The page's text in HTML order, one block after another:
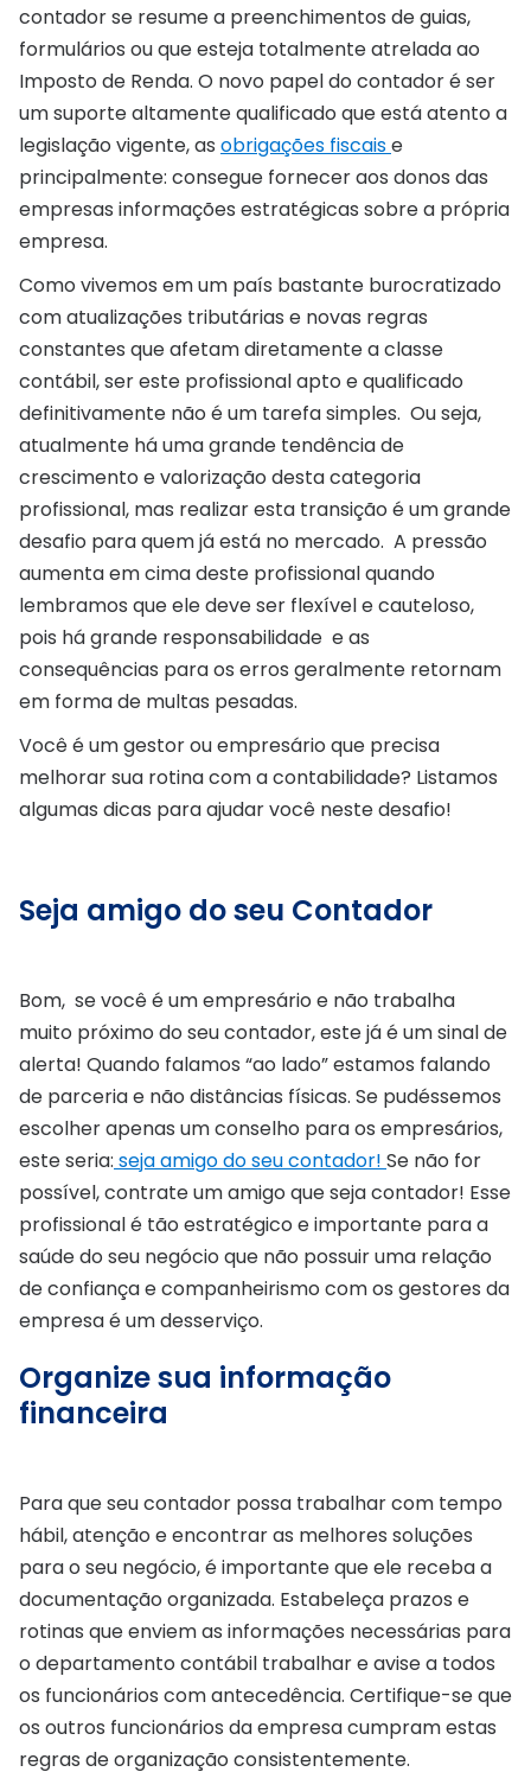
contador se resume a preenchimentos de guias,
formulários ou que esteja totalmente atrelada ao
Imposto de Renda. O novo papel do contador é ser
um suporte altamente qualificado que está atento a
legislação vigente, as obrigações fiscaise
principalmente: consegue fornecer aos donos das
empresas informações estratégicas sobre a própria
empresa.
Como vivemos em um país bastante burocratizado
com atualizações tributárias e novas regras
constantes que afetam diretamente a classe
contábil, ser este profissional apto e qualificado
definitivamente não é um tarefa simples. Ou seja,
atualmente há uma grande tendência de
crescimento e valorização desta categoria
profissional, mas realizar esta transição é um grande
desafio para quem já está no mercado. A pressão
aumenta em cima deste profissional quando
lembramos que ele deve ser flexível e cauteloso,
pois há grande responsabilidade e as
consequências para os erros geralmente retornam
em forma de multas pesadas.
Você é um gestor ou empresário que precisa
melhorar sua rotina com a contabilidade? Listamos
algumas dicas para ajudar você neste desafio!
Seja amigo do seu Contador
Bom, se você é um empresário e não trabalha
muito próximo do seu contador, este já é um sinal de
alerta! Quando falamos “ao lado” estamos falando
de parceria e não distâncias físicas. Se pudéssemos
escolher apenas um conselho para os empresários,
este seria: seja amigo do seu contador! Se não for
possível, contrate um amigo que seja contador! Esse
profissional é tão estratégico e importante para a
saúde do seu negócio que não possuir uma relação
de confiança e companheirismo com os gestores da
empresa é um desserviço.
Organize sua informação
financeira
Para que seu contador possa trabalhar com tempo
hábil, atenção e encontrar as melhores soluções
para o seu negócio, é importante que ele receba a
documentação organizada. Estabeleça prazos e
rotinas que enviem as informações necessárias para
o departamento contábil trabalhar e avise a todos
os funcionários com antecedência. Certifique-se que
os outros funcionários da empresa cumpram estas
regras de organização consistentemente.